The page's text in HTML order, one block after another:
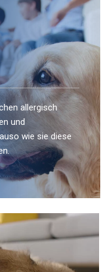
allergisch
und
wie sie diese